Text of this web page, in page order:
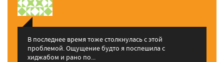
В последнее время тоже столкнулась с этой
проблемой. Ощущение будто я поспешила с
хиджабом и рано по...